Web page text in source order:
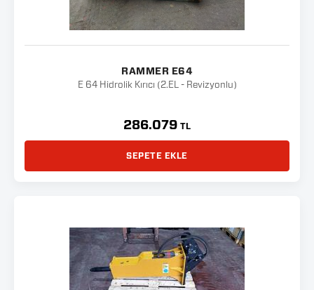
RAMMER E64
E 64 Hidrolik Kırıcı (2.EL - Revizyonlu)
286.079 TL
SEPETE EKLE